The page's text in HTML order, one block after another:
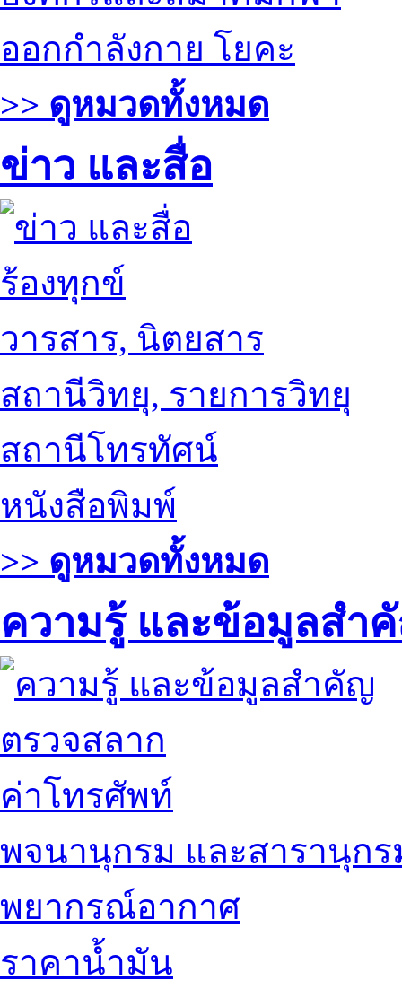
ออกกำลังกาย โยคะ
>> ดูหมวดทั้งหมด
ข่าว และสื่อ
ร้องทุกข์
วารสาร, นิตยสาร
สถานีวิทยุ, รายการวิทยุ
สถานีโทรทัศน์
หนังสือพิมพ์
>> ดูหมวดทั้งหมด
ความรู้ และข้อมูลสำ
ตรวจสลาก
ค่าโทรศัพท์
พจนานุกรม และสารานุกร
พยากรณ์อากาศ
ราคาน้ำมัน